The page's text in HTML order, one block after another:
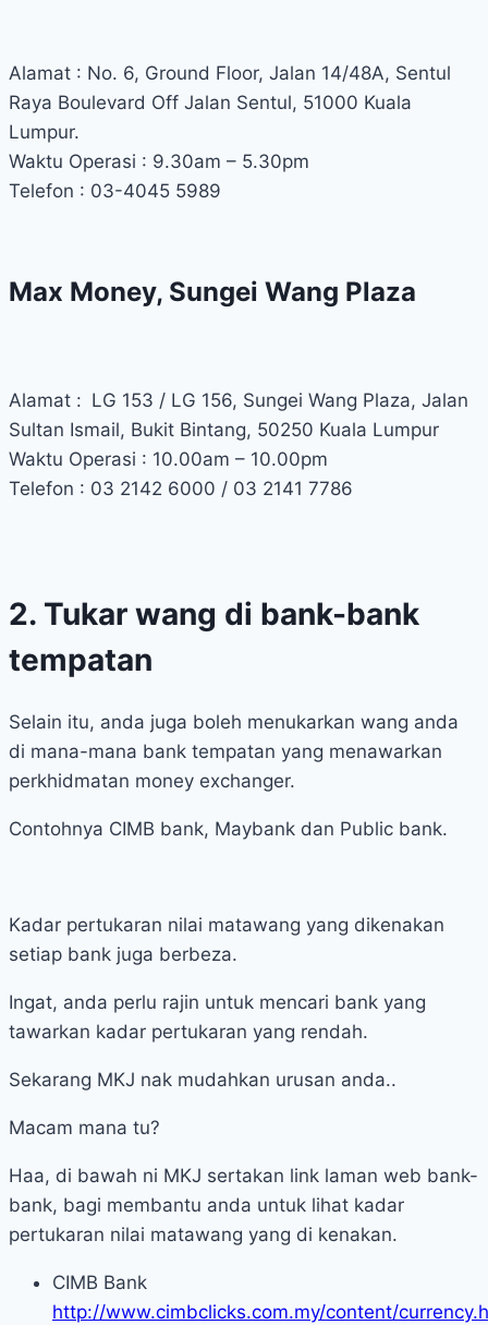
Alamat : No. 6, Ground Floor, Jalan 14/48A, Sentul
Raya Boulevard Off Jalan Sentul, 51000 Kuala
Lumpur.
Waktu Operasi : 9.30am – 5.30pm
Telefon : 03-4045 5989
Max Money, Sungei Wang Plaza
Alamat : LG 153 / LG 156, Sungei Wang Plaza, Jalan
Sultan Ismail, Bukit Bintang, 50250 Kuala Lumpur
Waktu Operasi : 10.00am – 10.00pm
Telefon : 03 2142 6000 / 03 2141 7786
2. Tukar wang di bank-bank
tempatan
Selain itu, anda juga boleh menukarkan wang anda
di mana-mana bank tempatan yang menawarkan
perkhidmatan money exchanger.
Contohnya CIMB bank, Maybank dan Public bank.
Kadar pertukaran nilai matawang yang dikenakan
setiap bank juga berbeza.
Ingat, anda perlu rajin untuk mencari bank yang
tawarkan kadar pertukaran yang rendah.
Sekarang MKJ nak mudahkan urusan anda..
Macam mana tu?
Haa, di bawah ni MKJ sertakan link laman web bank-
bank, bagi membantu anda untuk lihat kadar
pertukaran nilai matawang yang di kenakan.
CIMB Bank
http://www.cimbclicks.com.my/content/